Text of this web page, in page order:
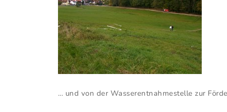
… und von der Wasserentnahmestelle zur